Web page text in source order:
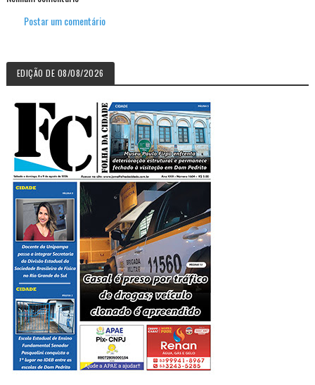
Postar um comentário
EDIÇÃO DE 08/08/2026